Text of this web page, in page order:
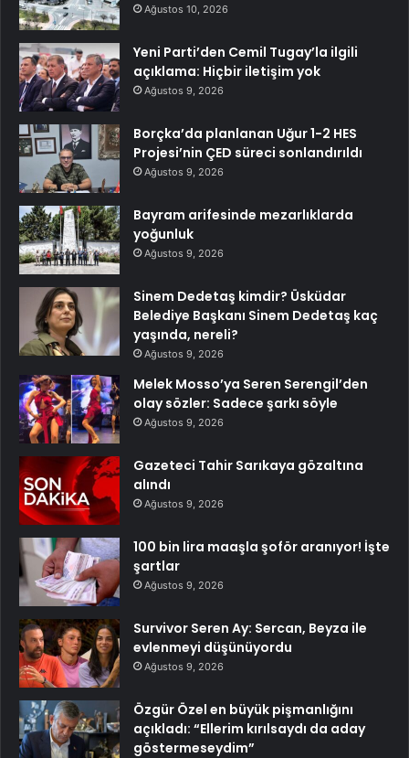
Ağustos 10, 2026
Yeni Parti’den Cemil Tugay’la ilgili
açıklama: Hiçbir iletişim yok
Ağustos 9, 2026
Borçka’da planlanan Uğur 1-2 HES
Projesi’nin ÇED süreci sonlandırıldı
Ağustos 9, 2026
Bayram arifesinde mezarlıklarda
yoğunluk
Ağustos 9, 2026
Sinem Dedetaş kimdir? Üsküdar
Belediye Başkanı Sinem Dedetaş kaç
yaşında, nereli?
Ağustos 9, 2026
Melek Mosso’ya Seren Serengil’den
olay sözler: Sadece şarkı söyle
Ağustos 9, 2026
Gazeteci Tahir Sarıkaya gözaltına
alındı
Ağustos 9, 2026
100 bin lira maaşla şoför aranıyor! İşte
şartlar
Ağustos 9, 2026
Survivor Seren Ay: Sercan, Beyza ile
evlenmeyi düşünüyordu
Ağustos 9, 2026
Özgür Özel en büyük pişmanlığını
açıkladı: “Ellerim kırılsaydı da aday
göstermeseydim”